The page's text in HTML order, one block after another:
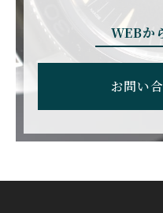
EBERHARD
エベラール
ファーブル・ルーバ
FRANCK MULLER
WEBか
お問い